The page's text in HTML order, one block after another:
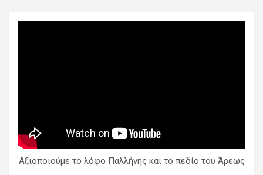
Αξιοποιούμε το λόφο Παλλήνης και το πεδίο του Άρεως